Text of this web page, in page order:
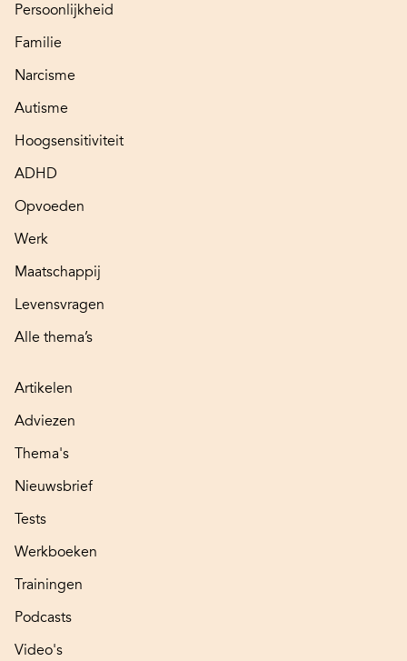
Persoonlijkheid
Familie
Narcisme
Autisme
Hoogsensitiviteit
ADHD
Opvoeden
Werk
Maatschappij
Levensvragen
Alle thema’s
Artikelen
Adviezen
Thema's
Nieuwsbrief
Tests
Werkboeken
Trainingen
Podcasts
Video's